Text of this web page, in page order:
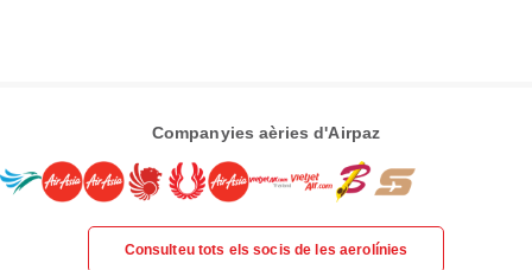
Companyies aèries d'Airpaz
Consulteu tots els socis de les aerolínies